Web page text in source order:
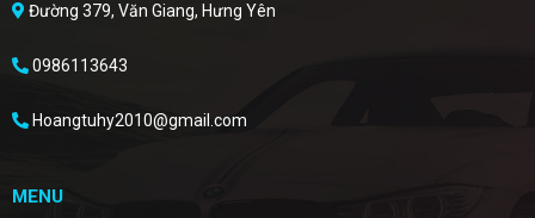
Đường 379, Văn Giang, Hưng Yên
0986113643
Hoangtuhy2010@gmail.com
MENU